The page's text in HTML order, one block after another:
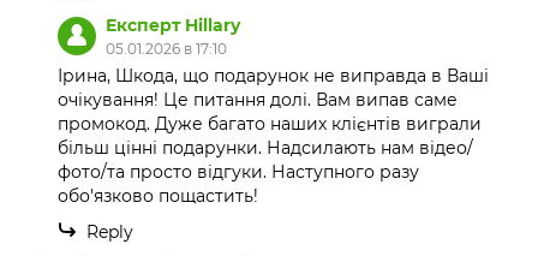
Експерт Hillary
05.01.2026 в 17:10
Ірина, Шкода, що подарунок не виправда в Ваші
очікування! Це питання долі. Вам випав саме
промокод. Дуже багато наших клієнтів виграли
більш цінні подарунки. Надсилають нам відео/
фото/та просто відгуки. Наступного разу
обо'язково пощастить!
Reply